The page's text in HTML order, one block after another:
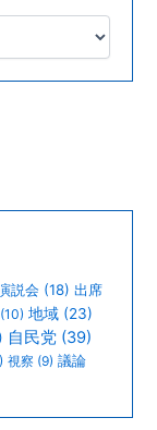
説会 (18) 出席
(10) 地域 (23)
自民党 (39)
視察 (9) 議論